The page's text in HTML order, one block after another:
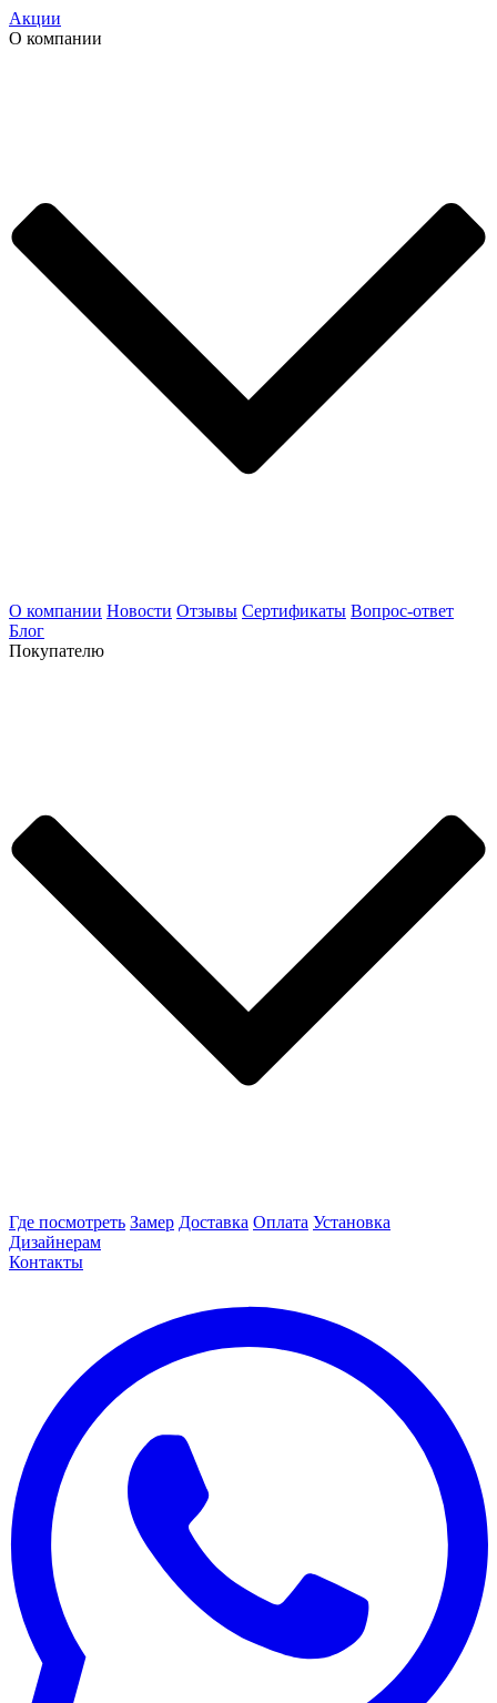
Акции
О компании
О компании Новости Отзывы Сертификаты Вопрос-ответ
Блог
Покупателю
Где посмотреть Замер Доставка Оплата Установка
Дизайнерам
Контакты